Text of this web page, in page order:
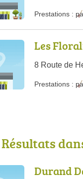
Prestations :
Les
8 Route de
Prestations :
Résultats
Durand